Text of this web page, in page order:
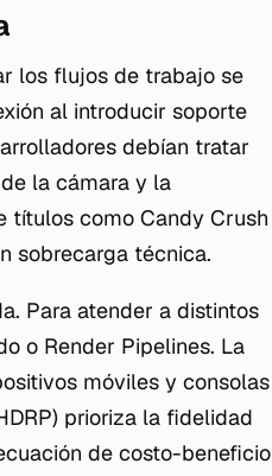
los flujos de trabajo se
al introducir soporte
debían tratar
la cámara y la
títulos como Candy Crush
sobrecarga técnica.
Para atender a distintos
o Render Pipelines. La
móviles y consolas
prioriza la fidelidad
de costo-beneficio